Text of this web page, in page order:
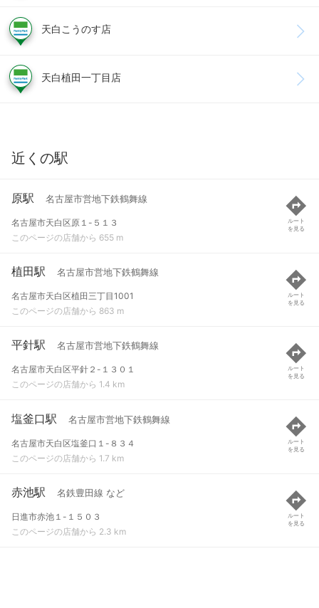
天白こうのす店
天白植田一丁目店
近くの駅
原駅 名古屋市営地下鉄鶴舞線
名古屋市天白区原１-５１３
このページの店舗から 655 m
ルート
を見る
植田駅 名古屋市営地下鉄鶴舞線
名古屋市天白区植田三丁目1001
このページの店舗から 863 m
ルート
を見る
平針駅 名古屋市営地下鉄鶴舞線
名古屋市天白区平針２-１３０１
このページの店舗から 1.4 km
ルート
を見る
塩釜口駅 名古屋市営地下鉄鶴舞線
名古屋市天白区塩釜口１-８３４
このページの店舗から 1.7 km
ルート
を見る
赤池駅 名鉄豊田線 など
日進市赤池１-１５０３
このページの店舗から 2.3 km
ルート
を見る